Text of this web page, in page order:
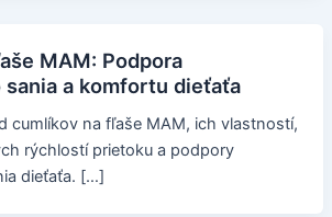
MAM: Podpora
sania a komfortu dieťaťa
cumlíkov na fľaše MAM, ich vlastností,
rýchlostí prietoku a podpory
dieťaťa. […]